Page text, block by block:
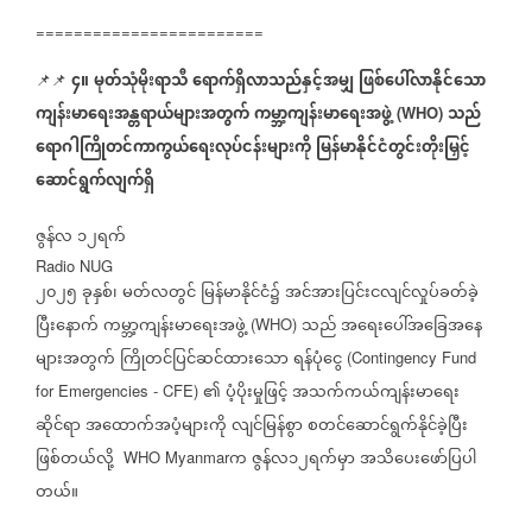
========================
📌📌 ၄။မုတ်သုံမိုးရာသီရောက်ရှိလာသည်နှင့်အမျှဖြစ်ပေါ်လာနိုင်သော
ကျန်းမာရေးအန္တရာယ်များအတွက်ကမ္ဘာ့ကျန်းမာရေးအဖွဲ့ (WHO) သည်
ရောဂါကြိုတင်ကာကွယ်ရေးလုပ်ငန်းများကိုမြန်မာနိုင်ငံတွင်းတိုးမြှင့်
ဆောင်ရွက်လျက်ရှိ
ဇွန်လ ၁၂ရက်
Radio NUG
၂၀၂၅ခုနှစ်၊မတ်လတွင်မြန်မာနိုင်ငံ၌အင်အားပြင်းငလျင်လှုပ်ခတ်ခဲ့
ပြီးနောက်ကမ္ဘာ့ကျန်းမာရေးအဖွဲ့ (WHO) သည်အရေးပေါ်အခြေအနေ
များအတွက် ကြိုတင်ပြင်ဆင်ထားသောရန်ပုံငွေ (Contingency Fund
for Emergencies - CFE) ၏ပံ့ပိုးမှုဖြင့်အသက်ကယ်ကျန်းမာရေး
ဆိုင်ရာအထောက်အပံ့များကိုလျင်မြန်စွာစတင်ဆောင်ရွက်နိုင်ခဲ့ပြီး
ဖြစ်တယ်လို့ WHO Myanmarကဇွန်လ၁၂ရက်မှာအသိပေးဖော်ပြပါ
တယ်။